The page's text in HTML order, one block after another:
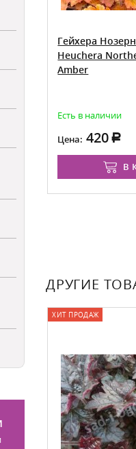
Гейхера
Heuchera
Amber
Есть в наличии
Цена: 420
В
ДРУГИЕ
ХИТ ПРОДАЖ